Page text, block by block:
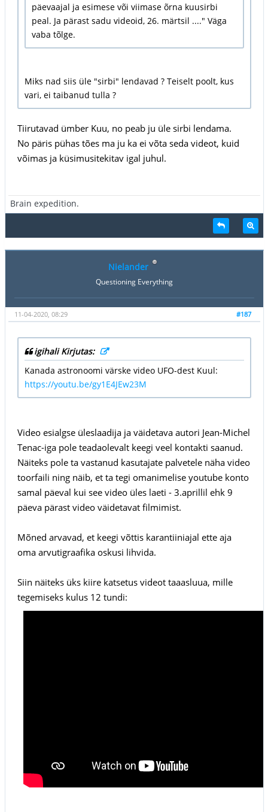
päevaajal ja esimese või viimase õrna kuusirbi
peal. Ja pärast sadu videoid, 26. märtsil ...." Väga
vaba tõlge.
Miks nad siis üle "sirbi" lendavad ? Teiselt poolt, kus
vari, ei taibanud tulla ?
Tiirutavad ümber Kuu, no peab ju üle sirbi lendama.
No päris pühas tões ma ju ka ei võta seda videot, kuid
võimas ja küsimusitekitav igal juhul.
Brain expedition.
Nielander
Questioning Everything
#187
11-04-2020, 08:29
igihali Kirjutas:
Kanada astronoomi värske video UFO-dest Kuul:
https://youtu.be/gy1E4JEw23M
Video esialgse üleslaadija ja väidetava autori Jean-Michel
Tenac-iga pole teadaolevalt keegi veel kontakti saanud.
Näiteks pole ta vastanud kasutajate palvetele näha video
toorfaili ning näib, et ta tegi omanimelise youtube konto
samal päeval kui see video üles laeti - 3.aprillil ehk 9
päeva pärast video väidetavat filmimist.
Mõned arvavad, et keegi võttis karantiiniajal ette aja
oma arvutigraafika oskusi lihvida.
Siin näiteks üks kiire katsetus videot taaasluua, mille
tegemiseks kulus 12 tundi: